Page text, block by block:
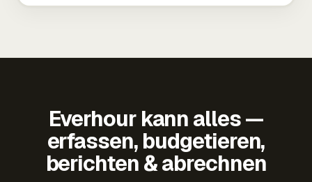
Everhour kann alles —
erfassen, budgetieren,
berichten & abrechnen